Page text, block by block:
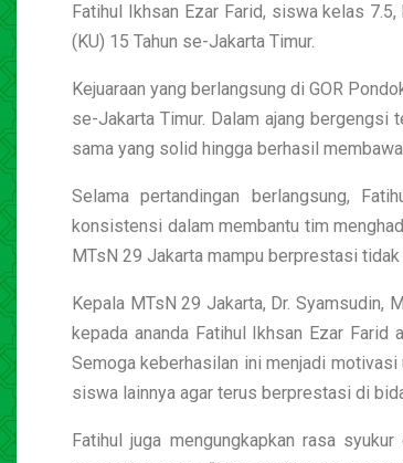
Fatihul Ikhsan Ezar Farid, siswa kelas
(KU) 15 Tahun se-Jakarta Timur.
Kejuaraan yang berlangsung di GOR
se-Jakarta Timur. Dalam ajang bergengsi
sama yang solid hingga berhasil
Selama pertandingan berlangsung,
konsistensi dalam membantu tim
MTsN 29 Jakarta mampu berprestasi
Kepala MTsN 29 Jakarta, Dr. Syamsudin,
kepada ananda Fatihul Ikhsan Ezar
Semoga keberhasilan ini menjadi
siswa lainnya agar terus berprestasi di
Fatihul juga mengungkapkan rasa